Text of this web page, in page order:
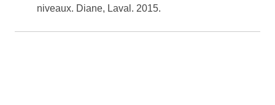
niveaux. Diane, Laval. 2015.